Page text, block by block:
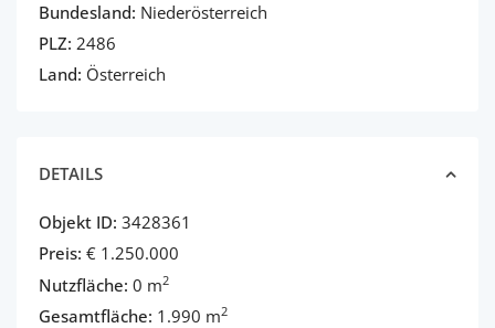
Bundesland: Niederösterreich
PLZ: 2486
Land: Österreich
DETAILS
Objekt ID: 3428361
Preis: € 1.250.000
Nutzfläche: 0 m2
Gesamtfläche: 1.990 m2